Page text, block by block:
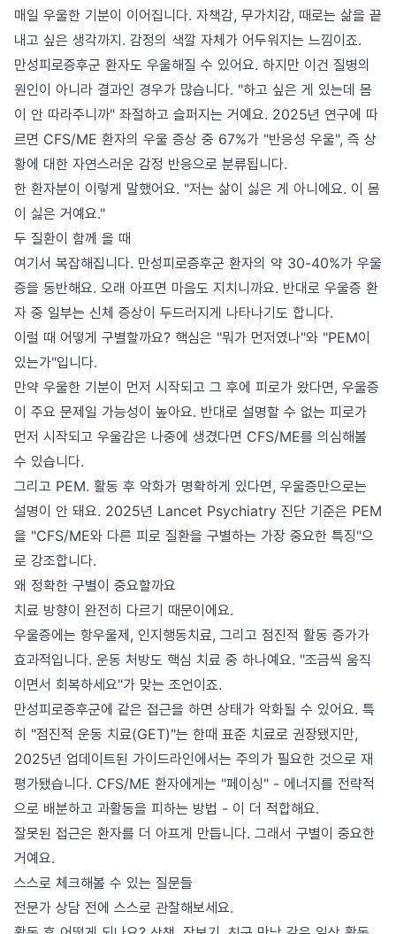
매일 우울한 기분이 이어집니다. 자책감, 무가치감, 때로는 삶을 끝
내고 싶은 생각까지. 감정의 색깔 자체가 어두워지는 느낌이죠.
만성피로증후군 환자도 우울해질 수 있어요. 하지만 이건 질병의
원인이 아니라 결과인 경우가 많습니다. "하고 싶은 게 있는데 몸
이 안 따라주니까" 좌절하고 슬퍼지는 거예요. 2025년 연구에 따
르면 CFS/ME 환자의 우울 증상 중 67%가 "반응성 우울", 즉 상
황에 대한 자연스러운 감정 반응으로 분류됩니다.
한 환자분이 이렇게 말했어요. "저는 삶이 싫은 게 아니에요. 이 몸
이 싫은 거예요."
두 질환이 함께 올 때
여기서 복잡해집니다. 만성피로증후군 환자의 약 30-40%가 우울
증을 동반해요. 오래 아프면 마음도 지치니까요. 반대로 우울증 환
자 중 일부는 신체 증상이 두드러지게 나타나기도 합니다.
이럴 때 어떻게 구별할까요? 핵심은 "뭐가 먼저였나"와 "PEM이
있는가"입니다.
만약 우울한 기분이 먼저 시작되고 그 후에 피로가 왔다면, 우울증
이 주요 문제일 가능성이 높아요. 반대로 설명할 수 없는 피로가
먼저 시작되고 우울감은 나중에 생겼다면 CFS/ME를 의심해볼
수 있습니다.
그리고 PEM. 활동 후 악화가 명확하게 있다면, 우울증만으로는
설명이 안 돼요. 2025년 Lancet Psychiatry 진단 기준은 PEM
을 "CFS/ME와 다른 피로 질환을 구별하는 가장 중요한 특징"으
로 강조합니다.
왜 정확한 구별이 중요할까요
치료 방향이 완전히 다르기 때문이에요.
우울증에는 항우울제, 인지행동치료, 그리고 점진적 활동 증가가
효과적입니다. 운동 처방도 핵심 치료 중 하나예요. "조금씩 움직
이면서 회복하세요"가 맞는 조언이죠.
만성피로증후군에 같은 접근을 하면 상태가 악화될 수 있어요. 특
히 "점진적 운동 치료(GET)"는 한때 표준 치료로 권장됐지만,
2025년 업데이트된 가이드라인에서는 주의가 필요한 것으로 재
평가됐습니다. CFS/ME 환자에게는 "페이싱" - 에너지를 전략적
으로 배분하고 과활동을 피하는 방법 - 이 더 적합해요.
잘못된 접근은 환자를 더 아프게 만듭니다. 그래서 구별이 중요한
거예요.
스스로 체크해볼 수 있는 질문들
전문가 상담 전에 스스로 관찰해보세요.